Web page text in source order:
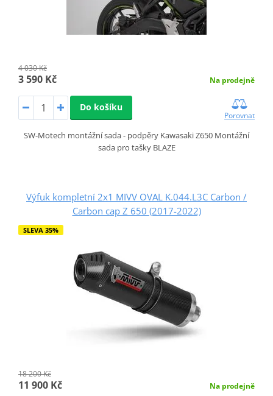
4 030 Kč
3 590 Kč Na prodejně
Do košíku
Porovnat
SW-Motech montážní sada - podpěry Kawasaki Z650 Montážní
sada pro tašky BLAZE
Výfuk kompletní 2x1 MIVV OVAL K.044.L3C Carbon /
Carbon cap Z 650 (2017-2022)
SLEVA 35%
18 200 Kč
11 900 Kč Na prodejně